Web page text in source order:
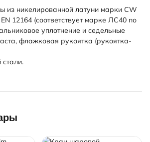
никелированной латуни марки СW
12164 (соответствует марке ЛС40 по
уплотнение и седельные
флажковая рукоятка (рукоятка-
стали.